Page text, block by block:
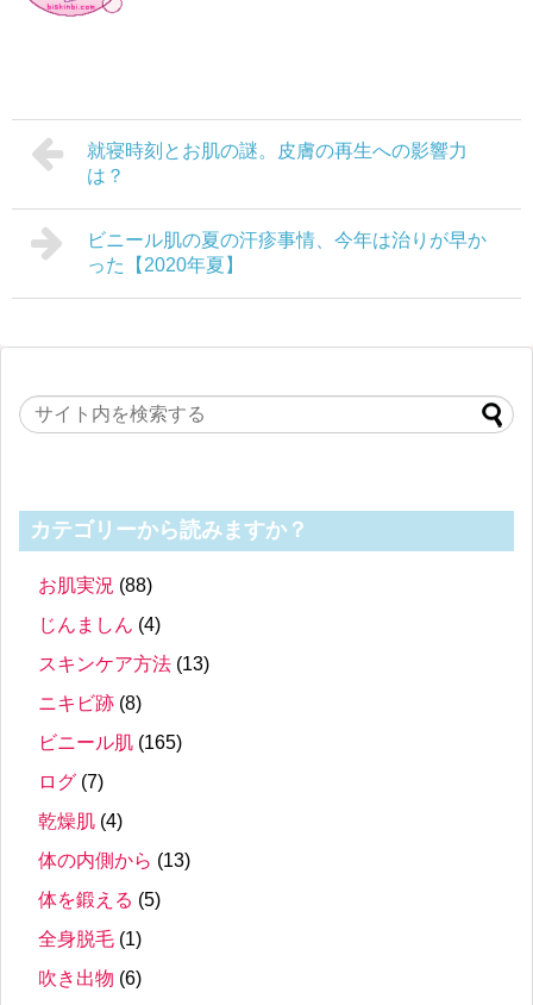
就寝時刻とお肌の謎。皮膚の再生への影響力
は？
ビニール肌の夏の汗疹事情、今年は治りが早か
った【2020年夏】
カテゴリーから読みますか？
お肌実況 (88)
じんましん (4)
スキンケア方法 (13)
ニキビ跡 (8)
ビニール肌 (165)
ログ (7)
乾燥肌 (4)
体の内側から (13)
体を鍛える (5)
全身脱毛 (1)
吹き出物 (6)